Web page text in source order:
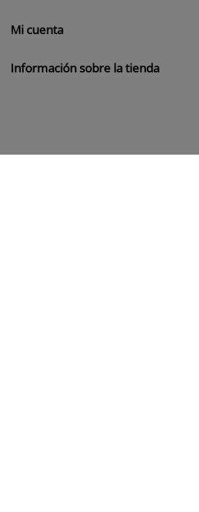
Mi cuenta
Información sobre la tienda